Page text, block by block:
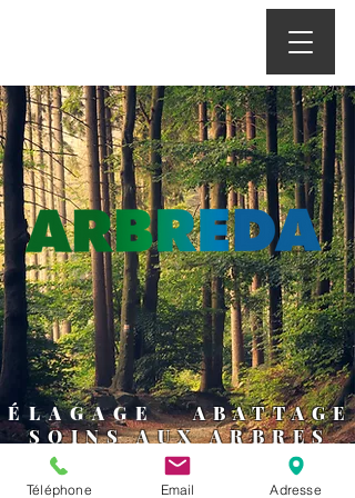
ÉLAGAGEABATTAGE
SOINS AUX ARBRES
PLANTATION
Téléphone Email Adresse